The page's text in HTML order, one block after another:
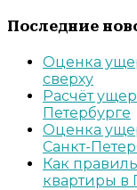
Последние
Оценка
сверху
Расчёт
Петербурге
Оценка
Санкт-
Как
квартиры в